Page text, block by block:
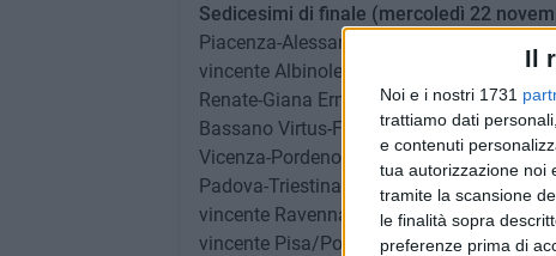
Il
Noi e i nostri 1731
trattiamo dati
e contenuti
tua autorizzazione noi
tramite la scansione
le finalità sopra
preferenze prima di
Sedicesimi di finale (mercoledì 22
Piacenza-Alessandria
vincente Albinoleffe/Monza-Pro Piacenza
Renate-Giana Erminio
Bassano Virtus-Feralpisalò
Vicenza-Pordenone
Padova-Triestina
vincente Ravenna/Reggiana-Prato
vincente Pisa/Pontedere-Lucchese